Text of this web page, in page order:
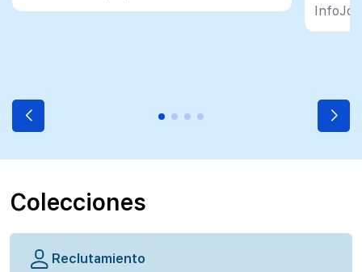
Colecciones
Reclutamiento